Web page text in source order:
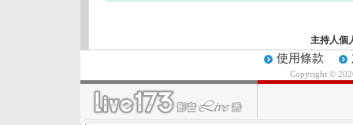
主持人個
使用條款
Copyright ©